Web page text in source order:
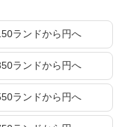
29,055.03円
29,055.13円
29,055.22円
29,055.32円
ランドから円へ
ランドから円へ
ランドから円へ